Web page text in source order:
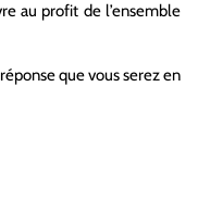
au profit de l’ensemble
que vous serez en